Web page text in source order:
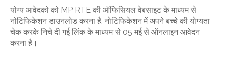
योग्य आवेदको को MP RTE की ऑफिसियल वेबसाइट के माध्यम से
नोटिफिकेशन डाउनलोड करना है, नोटिफिकेशन में अपने बच्चे की योग्यता
चेक करके निचे दी गई लिंक के माध्यम से 05 मई से ऑनलाइन आवेदन
करना है।